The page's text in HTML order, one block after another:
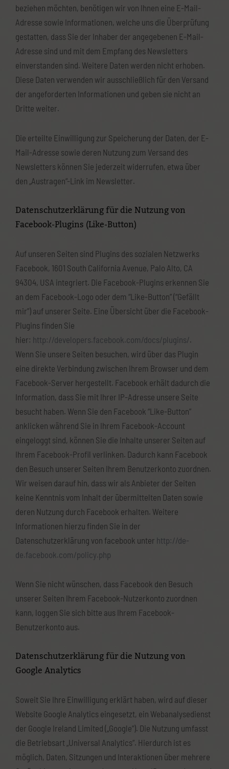
beziehen möchten, benötigen wir von Ihnen eine E-Mail-
Adresse sowie Informationen, welche uns die Überprüfung
gestatten, dass Sie der Inhaber der angegebenen E-Mail-
Adresse sind und mit dem Empfang des Newsletters
einverstanden sind. Weitere Daten werden nicht erhoben.
Diese Daten verwenden wir ausschließlich für den Versand
der angeforderten Informationen und geben sie nicht an
Dritte weiter.
Die erteilte Einwilligung zur Speicherung der Daten, der E-
Mail-Adresse sowie deren Nutzung zum Versand des
Newsletters können Sie jederzeit widerrufen, etwa über
den „Austragen“-Link im Newsletter.
Datenschutzerklärung für die Nutzung von
Facebook-Plugins (Like-Button)
Auf unseren Seiten sind Plugins des sozialen Netzwerks
Facebook, 1601 South California Avenue, Palo Alto, CA
94304, USA integriert. Die Facebook-Plugins erkennen Sie
an dem Facebook-Logo oder dem “Like-Button” (“Gefällt
mir”) auf unserer Seite. Eine Übersicht über die Facebook-
Plugins finden Sie
hier: http://developers.facebook.com/docs/plugins/.
Wenn Sie unsere Seiten besuchen, wird über das Plugin
eine direkte Verbindung zwischen Ihrem Browser und dem
Facebook-Server hergestellt. Facebook erhält dadurch die
Information, dass Sie mit Ihrer IP-Adresse unsere Seite
besucht haben. Wenn Sie den Facebook “Like-Button”
anklicken während Sie in Ihrem Facebook-Account
eingeloggt sind, können Sie die Inhalte unserer Seiten auf
Ihrem Facebook-Profil verlinken. Dadurch kann Facebook
den Besuch unserer Seiten Ihrem Benutzerkonto zuordnen.
Wir weisen darauf hin, dass wir als Anbieter der Seiten
keine Kenntnis vom Inhalt der übermittelten Daten sowie
deren Nutzung durch Facebook erhalten. Weitere
Informationen hierzu finden Sie in der
Datenschutzerklärung von facebook unter http://de-
de.facebook.com/policy.php
Wenn Sie nicht wünschen, dass Facebook den Besuch
unserer Seiten Ihrem Facebook-Nutzerkonto zuordnen
kann, loggen Sie sich bitte aus Ihrem Facebook-
Benutzerkonto aus.
Datenschutzerklärung für die Nutzung von
Google Analytics
Soweit Sie Ihre Einwilligung erklärt haben, wird auf dieser
Website Google Analytics eingesetzt, ein Webanalysedienst
der Google Ireland Limited („Google“). Die Nutzung umfasst
die Betriebsart „Universal Analytics“. Hierdurch ist es
möglich, Daten, Sitzungen und Interaktionen über mehrere